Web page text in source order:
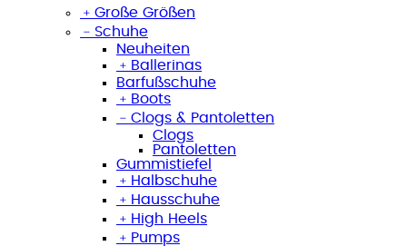
﹢ Große Größen
﹣ Schuhe
Neuheiten
﹢ Ballerinas
Barfußschuhe
﹢ Boots
﹣ Clogs & Pantoletten
Clogs
Pantoletten
Gummistiefel
﹢ Halbschuhe
﹢ Hausschuhe
﹢ High Heels
﹢ Pumps